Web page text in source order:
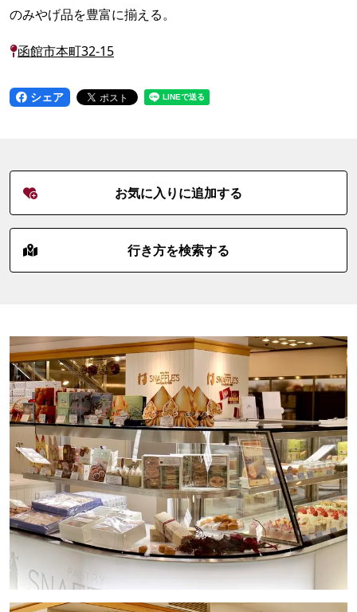
のみやげ品を豊富に揃える。
函館市本町32-15
シェア
お気に入りに追加する
行き方を検索する